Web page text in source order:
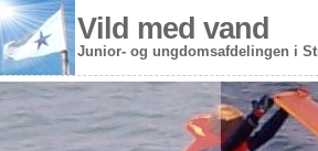
Vild med vand
Junior- og ungdomsafdelingen i